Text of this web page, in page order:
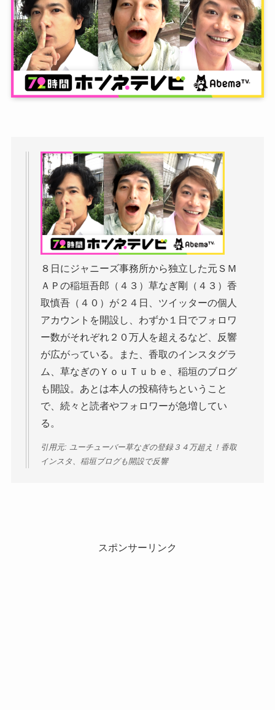
８日にジャニーズ事務所から独立した元ＳＭ
ＡＰの稲垣吾郎（４３）草なぎ剛（４３）香
取慎吾（４０）が２４日、ツイッターの個人
アカウントを開設し、わずか１日でフォロワ
ー数がそれぞれ２０万人を超えるなど、反響
が広がっている。また、香取のインスタグラ
ム、草なぎのＹｏｕＴｕｂｅ、稲垣のブログ
も開設。あとは本人の投稿待ちということ
で、続々と読者やフォロワーが急増してい
る。
引用元: ユーチューバー草なぎの登録３４万超え！香取
インスタ、稲垣ブログも開設で反響
スポンサーリンク